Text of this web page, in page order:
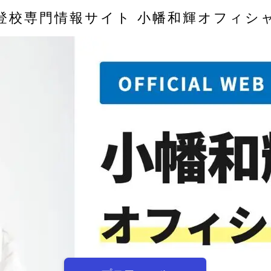
校専門情報サイト 小幡和輝オフィシ